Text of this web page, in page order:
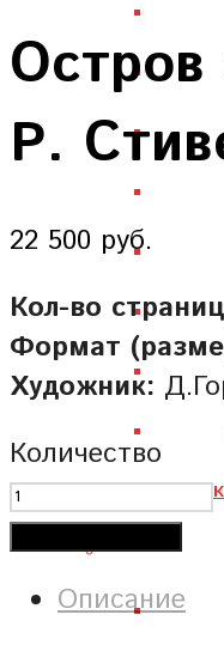
Р.
22 500 руб.
Кол-во
Формат
Художник:
Количество
Описание